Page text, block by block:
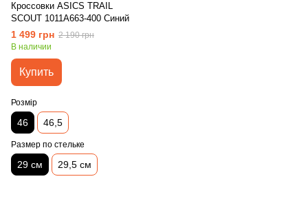
Кроссовки ASICS TRAIL
SCOUT 1011A663-400 Синий
1 499 грн 2 190 грн
В наличии
Купить
Розмір
46 46,5
Размер по стельке
29 см 29,5 см